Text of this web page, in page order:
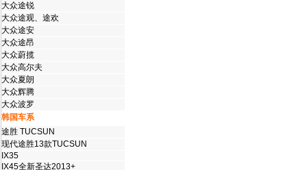
大众途锐
大众途观、途欢
大众途安
大众途昂
大众蔚揽
大众高尔夫
大众夏朗
大众辉腾
大众波罗
韩国车系
途胜 TUCSUN
现代途胜13款TUCSUN
IX35
IX45全新圣达2013+